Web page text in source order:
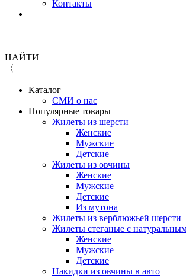
Контакты
≡
НАЙТИ
〈
Каталог
СМИ о нас
Популярные товары
Жилеты из шерсти
Женские
Мужские
Детские
Жилеты из овчины
Женские
Мужские
Детские
Из мутона
Жилеты из верблюжьей шерсти
Жилеты стеганые с
Женские
Мужские
Детские
Накидки из овчины в авто